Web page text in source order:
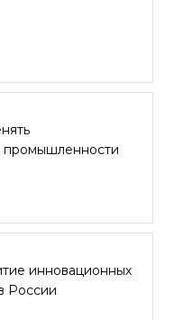
промышленности
инновационных
России